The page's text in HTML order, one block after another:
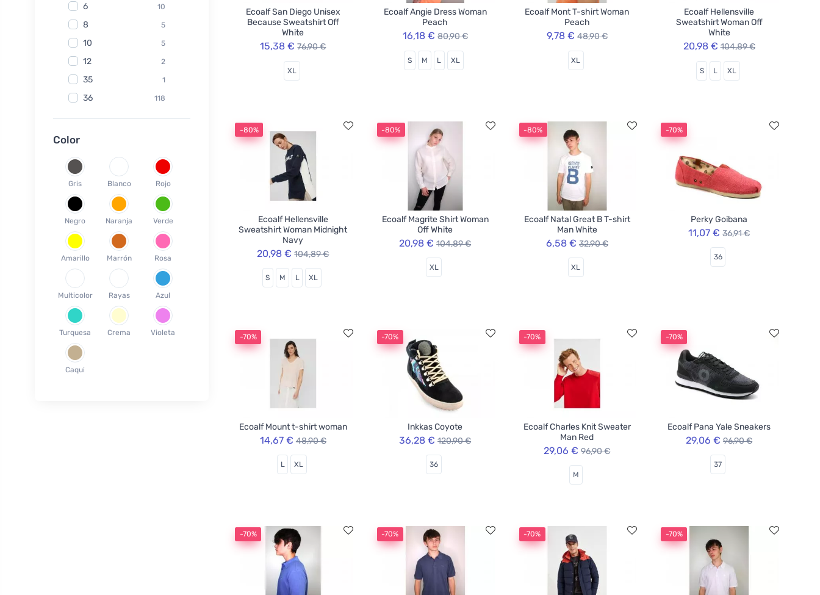
Officina Naturae 6
OnlyBio 1
Endles by Econea 3
Pinke Welle 3
1
Jack n Jill 35
5
1
Circular Cup 1
Neobotanics 17
6 10
8 5
10 5
12 2
35 1
36 118
37
40 58
65
42 35
43 26
44
45 18
46
XS 3
S
M 40
L
XL
Color
Gris Blanco Rojo
Negro Naranja Verde
Amarillo Marrón Rosa
Multicolor Rayas Azul
Turquesa Crema Violeta
Caqui
Ecoalf San Diego Unisex
Because Sweatshirt Off
White
15,38 € 76,90 €
XL
Ecoalf Angie Dress Woman
Peach
16,18 € 80,90 €
S M L XL
Ecoalf Mont T-shirt Woman
Peach
9,78 € 48,90 €
XL
Ecoalf Hellensville
Sweatshirt Woman Off
White
20,98 € 104,89 €
S L XL
-80%
Ecoalf Hellensville
Sweatshirt Woman Midnight
Navy
20,98 € 104,89 €
S M L XL
-80%
Ecoalf Magrite Shirt Woman
Off White
20,98 € 104,89 €
XL
-80%
Ecoalf Natal Great B T-shirt
Man White
6,58 € 32,90 €
XL
-70%
Perky Goibana
11,07 € 36,91 €
36
-70%
Ecoalf Mount t-shirt woman
14,67 € 48,90 €
L XL
-70%
Inkkas Coyote
36,28 € 120,90 €
36
-70%
Ecoalf Charles Knit Sweater
Man Red
29,06 € 96,90 €
M
-70%
Ecoalf Pana Yale Sneakers
29,06 € 96,90 €
37
-70% -70% -70% -70%